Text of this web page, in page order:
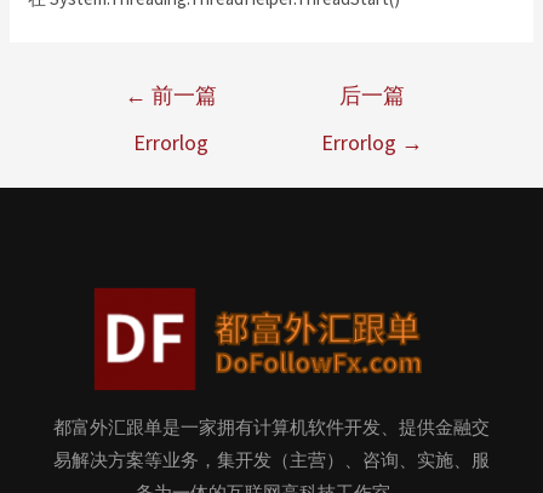
← 前一篇
Errorlog
后一篇
Errorlog →
都富外汇跟单是一家拥有计算机软件开发、提供金融交
易解决方案等业务，集开发（主营）、咨询、实施、服